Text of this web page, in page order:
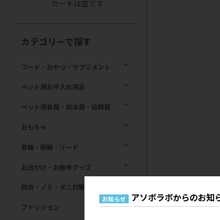
カートは空です
カテゴリーで探す
フード・おやつ・サプリメント
ペット用お手入れ用品
ペット用食器・給水器・給餌器
おもちゃ
首輪・胴輪・リード
お出かけ・お散歩グッズ
防虫・ノミ・ダニ対策用品
ファッション
お知らせ アソボラボからのお知